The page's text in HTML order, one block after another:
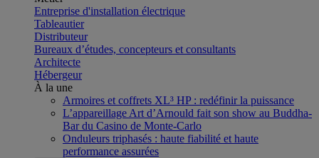
Entreprise d'installation électrique
Tableautier
Distributeur
Bureaux d’études, concepteurs et consultants
Architecte
Hébergeur
À la une
Armoires et coffrets XL³ HP : redéfinir la puissance
L’appareillage Art d’Arnould fait son show au Buddha-
Bar du Casino de Monte-Carlo
Onduleurs triphasés : haute fiabilité et haute
performance assurées